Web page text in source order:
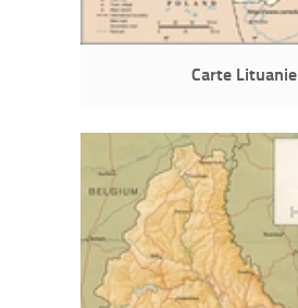
Carte Lituanie